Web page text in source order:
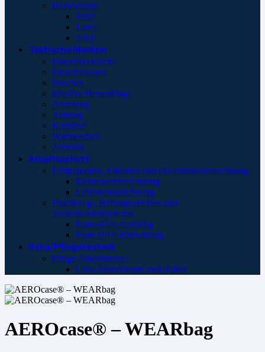
Handschuhe
Nitril
Latex
Vinyl
Taktische Medizin
Einsatzrucksäcke
Einsatztaschen
Pouches
Massive Hemorrhage
Atemweg
Atmung
Kreislauf
Wärmeerhalt
Zubehör
Arbeitsschutz
Prüfplaketten, Etiketten und Qualitätskennzeichnung
Elektrokennzeichnung
Leiterkennzeichnung
Fluchtweg-, Rettungszeichen und
Sicherheistleitsysteme
Erste-Hilfe-Aushang
Erste-Hilfe-Einrichtung
Reha/Pflegetechnik
Pflege (Inkontinenz)
Urin-/Sekretbeutel und -halter
AEROcase® – WEARbag